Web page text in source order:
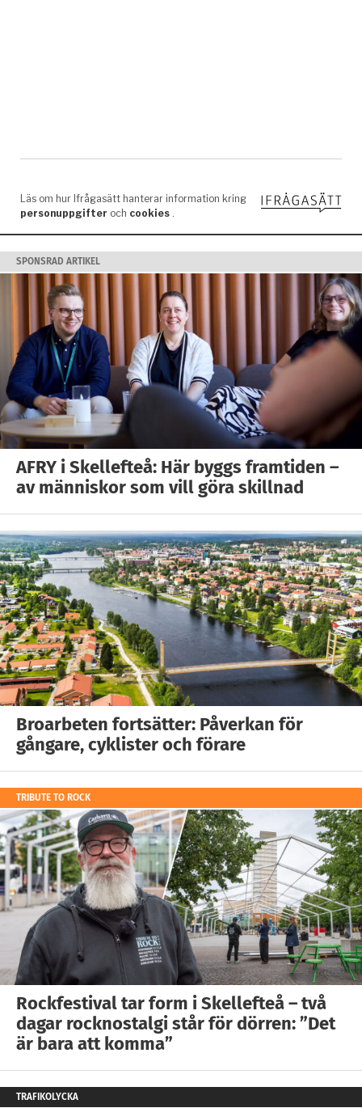
SPONSRAD ARTIKEL
AFRY i Skellefteå: Här byggs framtiden –
av människor som vill göra skillnad
Broarbeten fortsätter: Påverkan för
gångare, cyklister och förare
TRIBUTE TO ROCK
Rockfestival tar form i Skellefteå – två
dagar rocknostalgi står för dörren: ”Det
är bara att komma”
TRAFIKOLYCKA